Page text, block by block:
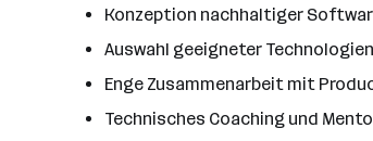
Konzeption nachhaltiger
Auswahl geeigneter
Enge Zusammenarbeit mit
Technisches Coaching und